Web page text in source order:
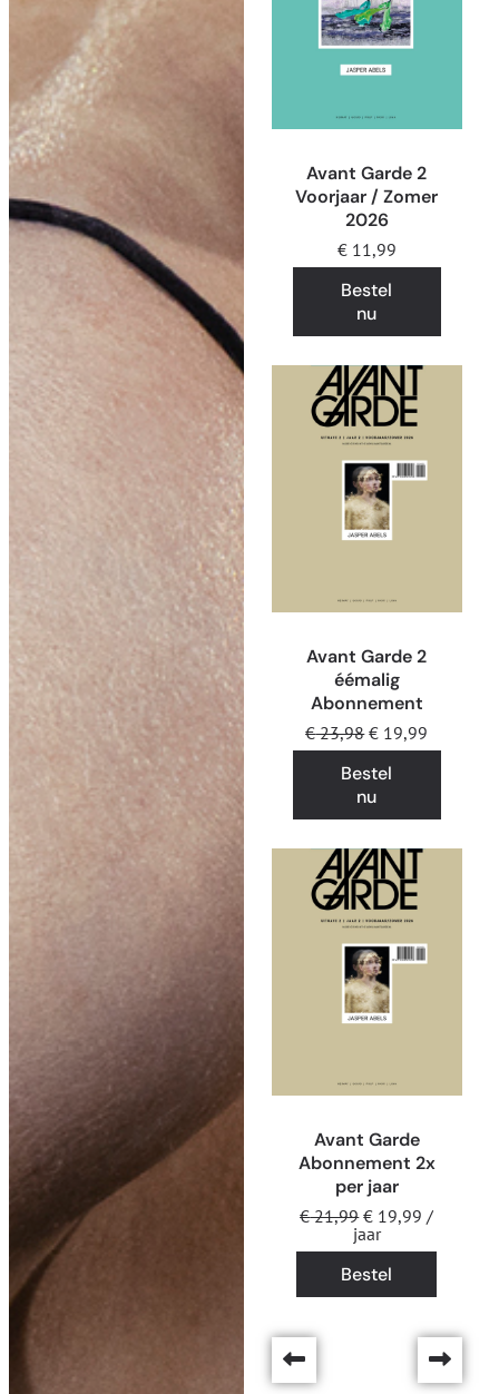
Avant Garde 2
Voorjaar / Zomer
2026
€11,99
Bestel
nu
Avant Garde 2
éémalig
Abonnement
€23,98 € 19,99
Bestel
nu
Avant Garde
Abonnement 2x
per jaar
€21,99 € 19,99 /
jaar
Bestel